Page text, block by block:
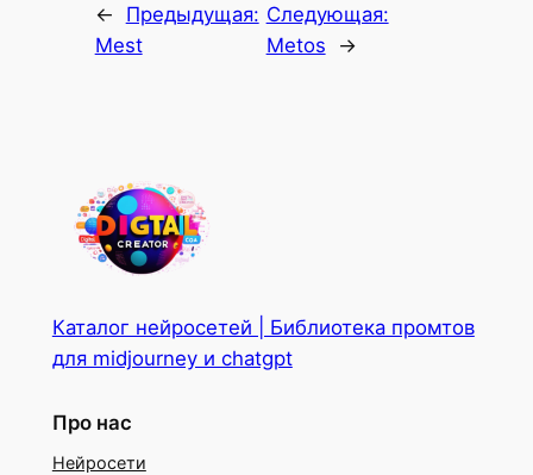
←
Предыдущая:
Mest
Следующая:
Metos
→
Каталог нейросетей | Библиотека промтов
для midjourney и chatgpt
Про нас
Нейросети